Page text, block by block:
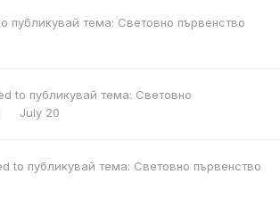
публикувай тема: Световно първенство
to публикувай тема: Световно
July 20
to публикувай тема: Световно първенство